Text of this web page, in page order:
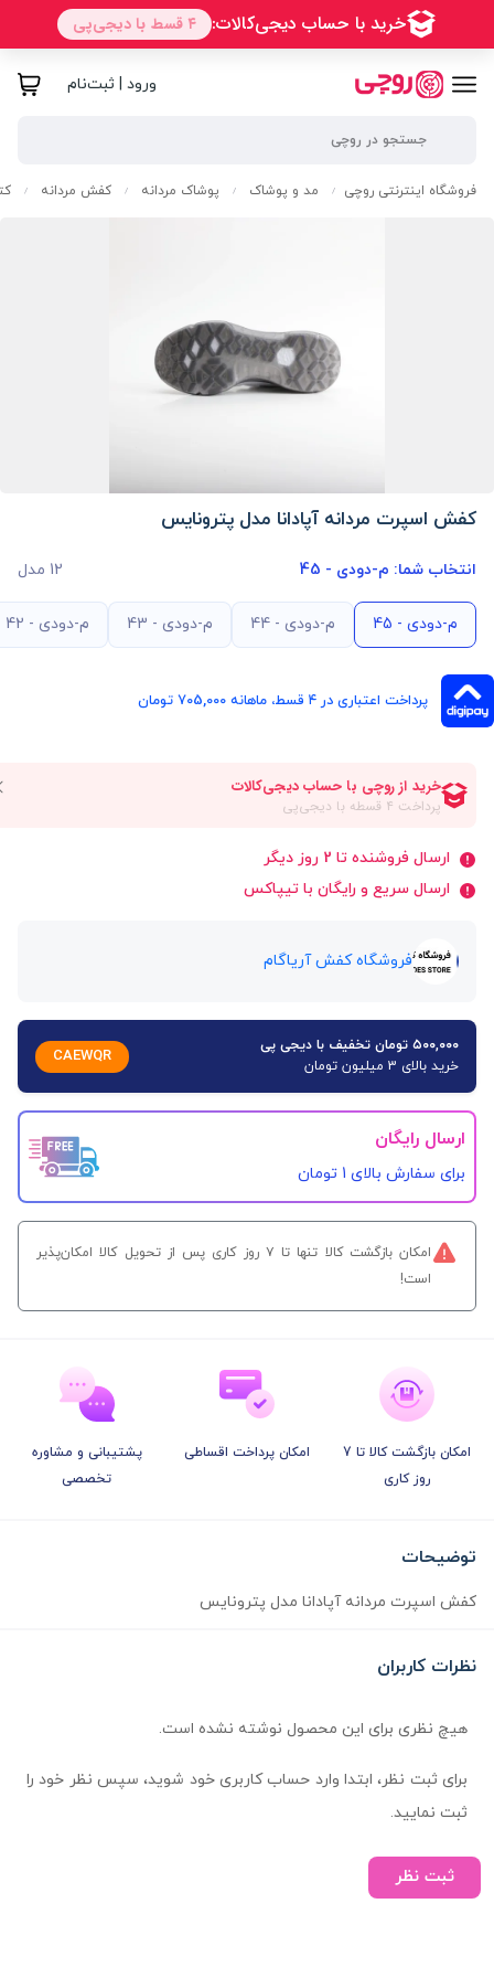
ورود | ثبت‌نام
فروشگاه اینترنتی روچی / مد و پوشاک / پوشاک مردانه / کفش مردانه /
کفش اسپرت مردانه آپادانا مدل پترونایس
انتخاب شما: م-دودی - 45 12 مدل
م-دودی - 45 م-دودی - 44 م-دودی - 43 م-دودی - 42
پرداخت اعتباری در ۴ قسط، ماهانه 705,000 تومان
ارسال فروشنده تا 2 روز دیگر
ارسال سریع و رایگان با تیپاکس
فروشگاه کفش آریاگام
۵۰۰,۰۰۰ تومان تخفیف با دیجی پی
خرید بالای 3 میلیون تومان
CAEWQR
ارسال رایگان
برای سفارش‌ بالای 1 تومان
امکان بازگشت کالا تنها تا ۷ روز کاری پس از تحویل کالا امکان‌پذیر
است!
امکان بازگشت کالا تا 7
روز کاری
امکان پرداخت اقساطی
پشتیبانی و مشاوره
تخصصی
توضیحات
کفش اسپرت مردانه آپادانا مدل پترونایس
نظرات کاربران
هیچ نظری برای این محصول نوشته نشده است.
برای ثبت نظر، ابتدا وارد حساب کاربری خود شوید، سپس نظر خود را
ثبت نمایید.
ثبت نظر